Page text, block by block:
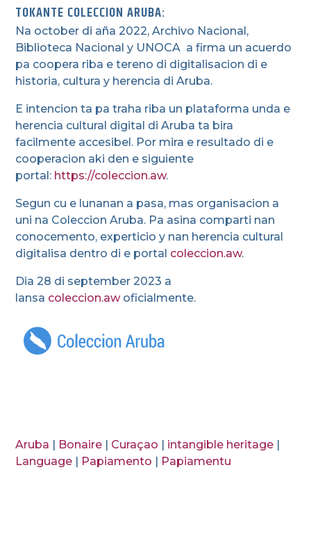
TOKANTE COLECCION ARUBA:
Na october di aña 2022, Archivo Nacional,
Biblioteca Nacional y UNOCA a firma un acuerdo
pa coopera riba e tereno di digitalisacion di e
historia, cultura y herencia di Aruba.
E intencion ta pa traha riba un plataforma unda e
herencia cultural digital di Aruba ta bira
facilmente accesibel. Por mira e resultado di e
cooperacion aki den e siguiente
portal: https://coleccion.aw.
Segun cu e lunanan a pasa, mas organisacion a
uni na Coleccion Aruba. Pa asina comparti nan
conocemento, experticio y nan herencia cultural
digitalisa dentro di e portal coleccion.aw.
Dia 28 di september 2023 a
lansa coleccion.awoficialmente.
Aruba | Bonaire | Curaçao | intangible heritage |
Language | Papiamento | Papiamentu